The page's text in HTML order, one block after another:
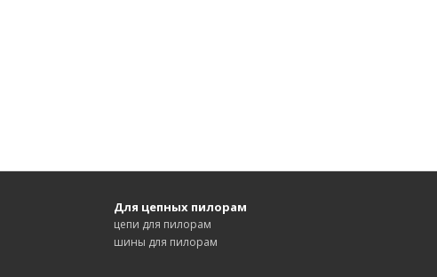
Для цепных пилорам
цепи для пилорам
шины для пилорам